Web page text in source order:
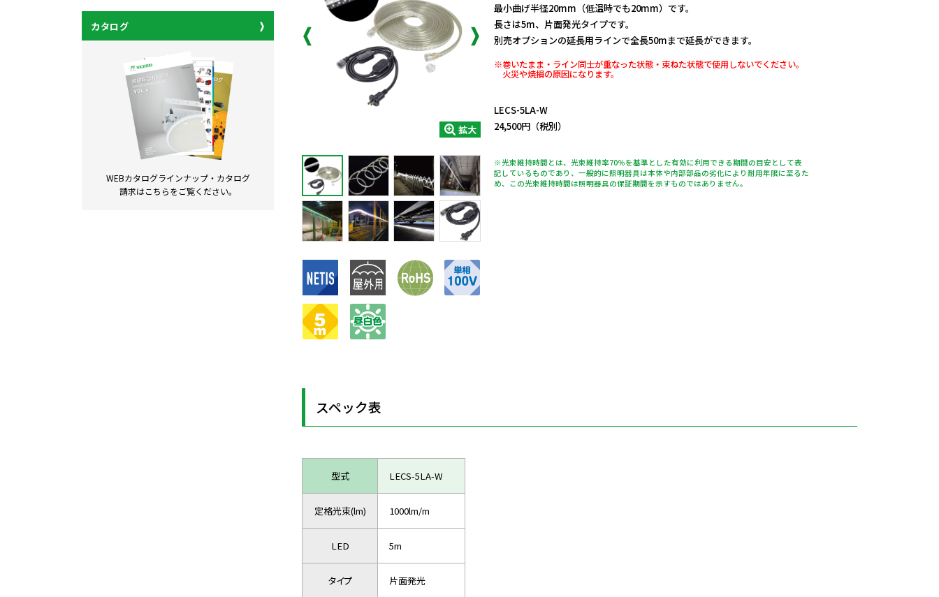
カタログ
WEBカタログラインナップ・ カタログ
請求はこちらをご覧ください。
拡大
最小曲げ半径20mm（低温時でも20mm）です。
長さは5m、片面発光タイプです。
別売オプションの延長用ラインで全長50mまで延長ができます。
※巻いたまま・ライン同士が重なった状態・束ねた状態で使用しないでください。
火災や焼損の原因になります。
LECS-5LA-W
24,500円（税別）
※光束維持時間とは、光束維持率70％を基準とした有効に利用できる期間の目安として表
記しているものであり、一般的に照明器具は本体や内部部品の劣化により耐用年限に至るた
め、この光束維持時間は照明器具の保証期間を示すものではありません。
スペック表
型式 LECS-5LA-W
定格光束(lm) 1000lm/m
LED 5m
タイプ 片面発光